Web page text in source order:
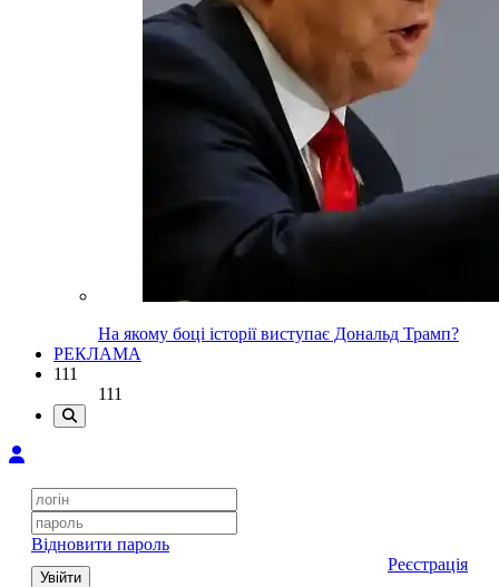
На якому боці історії виступає Дональд Трамп?
РЕКЛАМА
111
111
Відновити пароль
Увійти
Реєстрація